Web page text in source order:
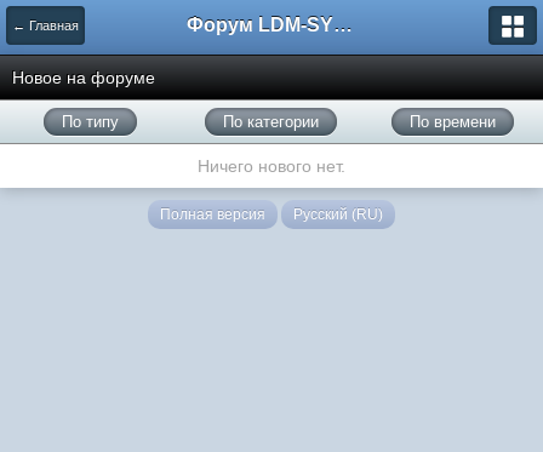
← Главная Форум LDM-SYSTEMS
Новое на форуме
По типу По категории По времени
Ничего нового нет.
Полная версия Русский (RU)